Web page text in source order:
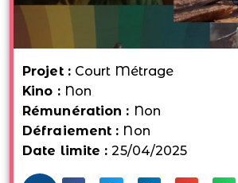
Projet : Court Métrage
Kino : Non
Rémunération : Non
Défraiement : Non
Date limite :25/04/2025